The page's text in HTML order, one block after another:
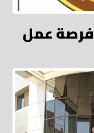
مديرية العمل توفر 895 فرصة عمل